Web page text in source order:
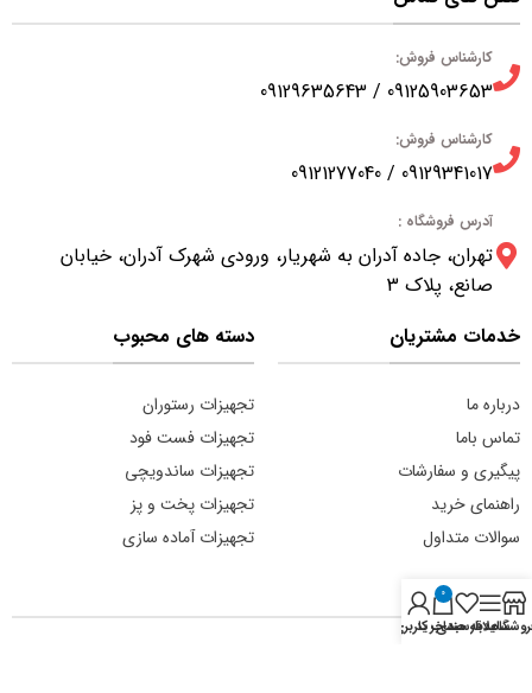
کارشناس فروش:
09125903653 / 09129635643
کارشناس فروش:
09129341017 / 09121277040
آدرس فروشگاه :
تهران، جاده آدران به شهریار، ورودی شهرک آدران، خیابان
صانع، پلاک 3
خدمات مشتریان
درباره ما
تماس باما
پیگیری و سفارشات
راهنمای خرید
سوالات متداول
دسته های محبوب
تجهیزات رستوران
تجهیزات فست فود
تجهیزات ساندویچی
تجهیزات پخت و پز
تجهیزات آماده سازی
مجوز های ما
سایدبار
علاقه مندی
0
سبد خرید
حساب کاربری من